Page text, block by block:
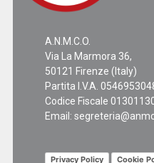
A.N.M.C.O.
Via La Marmora 36,
50121 Firenze (Italy)
Partita I.V.A.
Codice Fiscale
Email:
Privacy Policy Cookie